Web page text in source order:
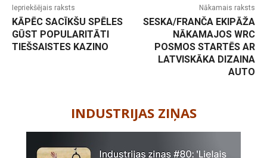
Iepriekšējais raksts
KĀPĒC SACĪKŠU SPĒLES
GŪST POPULARITĀTI
TIEŠSAISTES KAZINO
Nākamais raksts
SESKA/FRANČA EKIPĀŽA
NĀKAMAJOS WRC
POSMOS STARTĒS AR
LATVISKĀKA DIZAINA
AUTO
INDUSTRIJAS ZIŅAS